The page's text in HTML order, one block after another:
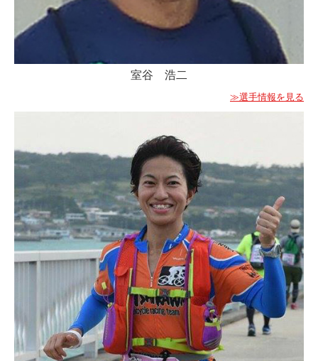
室谷 浩二
≫選手情報を見る